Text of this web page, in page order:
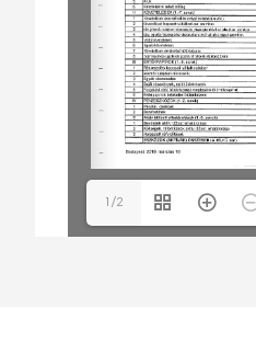
1/2